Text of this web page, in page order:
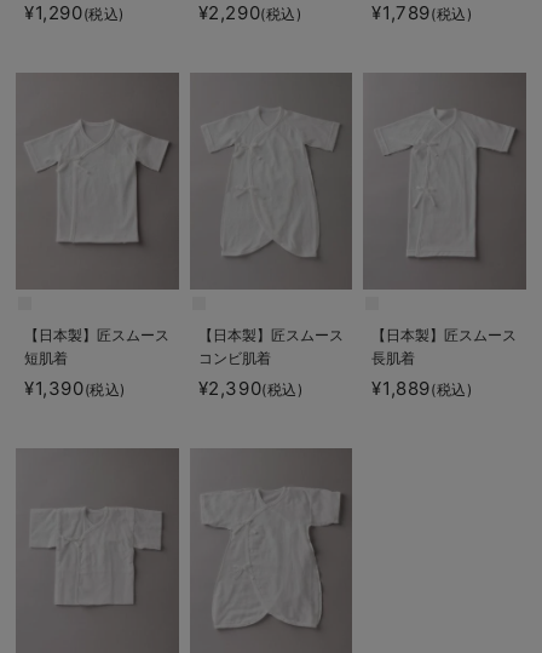
¥1,290(税込) ¥2,290(税込) ¥1,789(税込)
【日本製】匠スムース
短肌着
¥1,390(税込)
【日本製】匠スムース
コンビ肌着
¥2,390(税込)
【日本製】匠スムース
長肌着
¥1,889(税込)